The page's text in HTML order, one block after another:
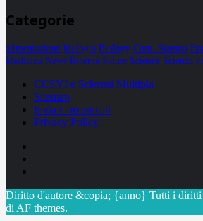
Categorie
alimentazione biologia Biology Com. Stampa
Medicina News Ricerca Salute Science Scienza
CCSVI e Sclerosi Multipla
Sitemap
Invia Comunicati
Privacy Policy
Diritto d'autore &copia; {anno} Tutti i diritti
di AF themes.